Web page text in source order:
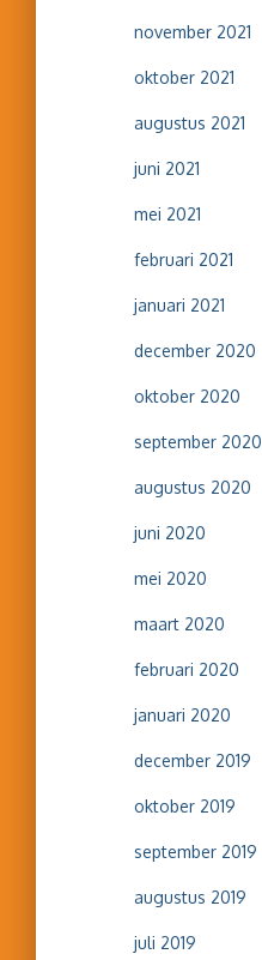
november 2021
oktober 2021
augustus 2021
juni 2021
mei 2021
februari 2021
januari 2021
december 2020
oktober 2020
september 2020
augustus 2020
juni 2020
mei 2020
maart 2020
februari 2020
januari 2020
december 2019
oktober 2019
september 2019
augustus 2019
juli 2019